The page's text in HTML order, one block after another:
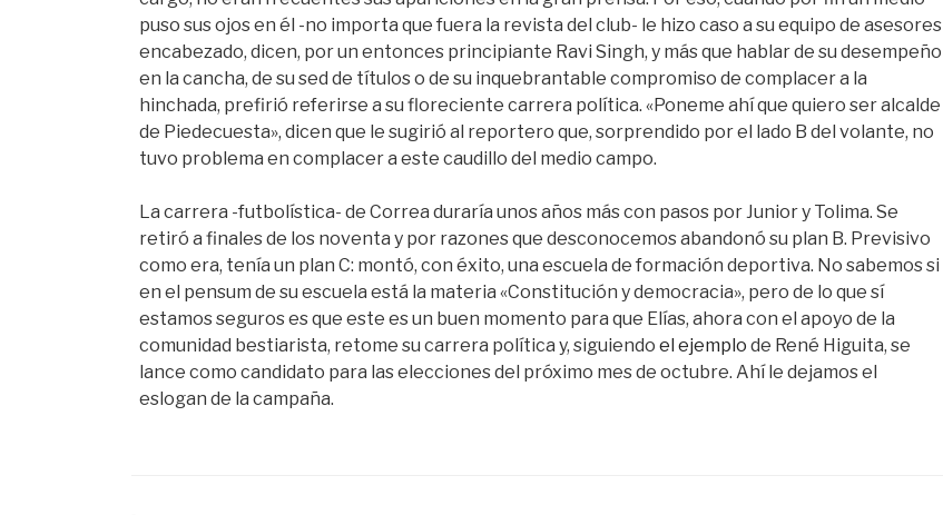
puso sus ojos en él -no importa que fuera la revista del club- le hizo caso a su equipo de asesores
encabezado, dicen, por un entonces principiante Ravi Singh, y más que hablar de su desempeño
en la cancha, de su sed de títulos o de su inquebrantable compromiso de complacer a la
hinchada, prefirió referirse a su floreciente carrera política. «Poneme ahí que quiero ser alcalde
de Piedecuesta», dicen que le sugirió al reportero que, sorprendido por el lado B del volante, no
tuvo problema en complacer a este caudillo del medio campo.
La carrera -futbolística- de Correa duraría unos años más con pasos por Junior y Tolima. Se
retiró a finales de los noventa y por razones que desconocemos abandonó su plan B. Previsivo
como era, tenía un plan C: montó, con éxito, una escuela de formación deportiva. No sabemos si
en el pensum de su escuela está la materia «Constitución y democracia», pero de lo que sí
estamos seguros es que este es un buen momento para que Elías, ahora con el apoyo de la
comunidad bestiarista, retome su carrera política y, siguiendoel ejemplo de René Higuita, se
lance como candidato para las elecciones del próximo mes de octubre. Ahí le dejamos el
eslogan de la campaña.